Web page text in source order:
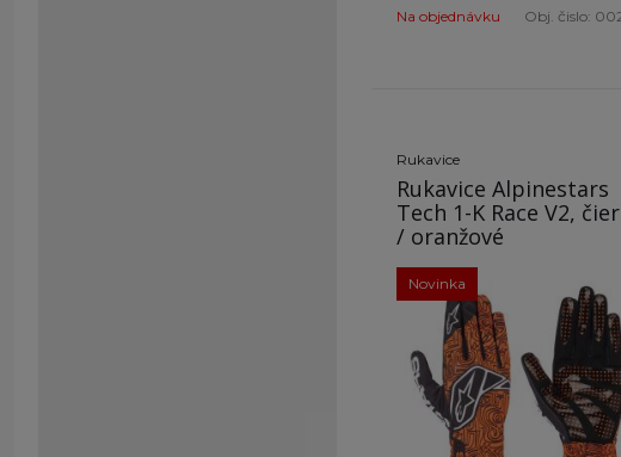
Na objednávku Obj. čislo:
Rukavice
Rukavice Alpinestars
Tech 1-K Race V2,
/ oranžové
Novinka